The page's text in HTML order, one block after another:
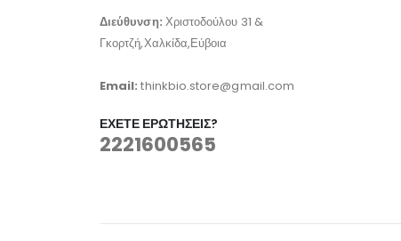
Διεύθυνση: Χριστοδούλου 31 &
Γκορτζή,Χαλκίδα,Εύβοια
Email:thinkbio.store@gmail.com
ΈΧΕΤΕ ΕΡΩΤΉΣΕΙΣ?
2221600565